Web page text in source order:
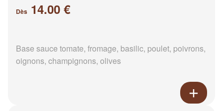
Dès 14.00 €
Base sauce tomate, fromage, basilic, poulet, poivrons,
oignons, champignons, olives